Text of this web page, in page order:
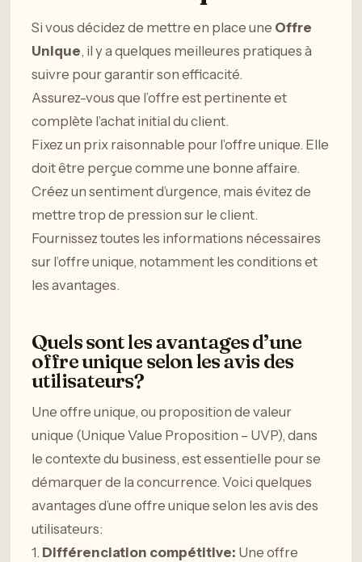
Si vous décidez de mettre en place une Offre
Unique, il y a quelques meilleures pratiques à
suivre pour garantir son efficacité.
Assurez-vous que l’offre est pertinente et
complète l’achat initial du client.
Fixez un prix raisonnable pour l’offre unique. Elle
doit être perçue comme une bonne affaire.
Créez un sentiment d’urgence, mais évitez de
mettre trop de pression sur le client.
Fournissez toutes les informations nécessaires
sur l’offre unique, notamment les conditions et
les avantages.
Quels sont les avantages d’une
offre unique selon les avis des
utilisateurs?
Une offre unique, ou proposition de valeur
unique (Unique Value Proposition – UVP), dans
le contexte du business, est essentielle pour se
démarquer de la concurrence. Voici quelques
avantages d’une offre unique selon les avis des
utilisateurs:
1. Différenciation compétitive: Une offre